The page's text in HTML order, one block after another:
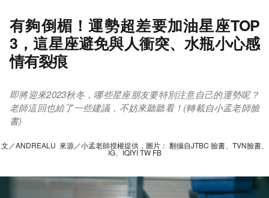
有夠倒楣！運勢超差要加油星座TOP
3，這星座避免與人衝突、水瓶小心感
情有裂痕
即將迎來2023秋冬，哪些星座朋友要特別注意自己的運勢呢？
老師這回也給了一些建議，不妨來聽聽看！(轉載自小孟老師臉
書)
文／ANDREALU 來源／小孟老師授權提供，圖片： 翻攝自JTBC 臉書、TVN臉書、
IG、IQIYI TW FB